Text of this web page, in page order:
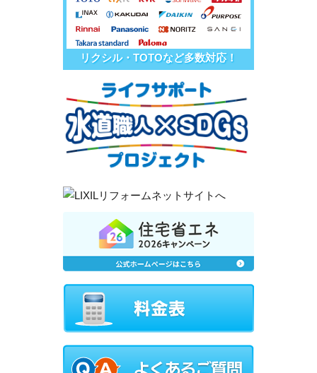
リクシル・TOTOなど多数対応！